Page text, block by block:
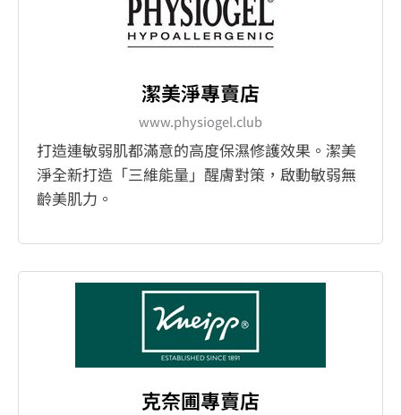
潔美淨專賣店
www.physiogel.club
打造連敏弱肌都滿意的高度保濕修護效果。潔美
淨全新打造「三維能量」醒膚對策，啟動敏弱無
齡美肌力。
克奈圃專賣店